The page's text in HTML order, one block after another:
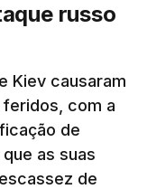
russo
Kiev causaram
com a
de
as suas
de